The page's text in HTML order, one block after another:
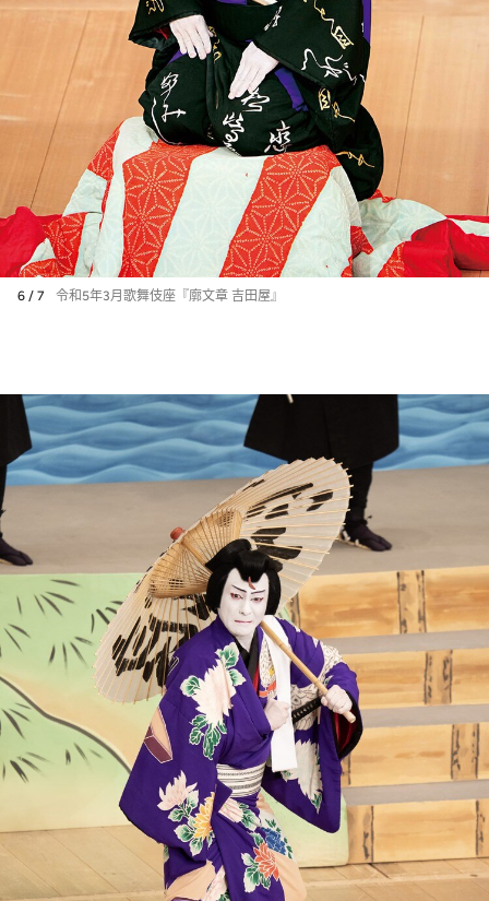
6 / 7 令和5年3月歌舞伎座『廓文章 吉田屋』